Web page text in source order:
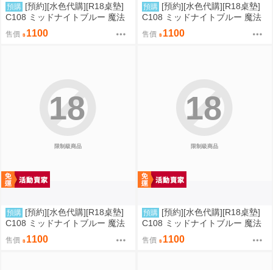
預購 [預約][水色代購][R18桌墊]
C108 ミッドナイトブルー 魔法
少女 伊莉雅&克洛伊&美遊 翹臀
售價 1100
預購 [預約][水色代購][R18桌墊]
C108 ミッドナイトブルー 魔法
少女 伊莉雅&克洛伊&美遊 背後
位
售價 1100
限制級商品
18
預購 [預約][水色代購][R18桌墊]
C108 ミッドナイトブルー 魔法
少女 伊莉雅&克洛伊&美遊 服從
售價 1100
限制級商品
18
預購 [預約][水色代購][R18桌墊]
C108 ミッドナイトブルー 魔法
少女 伊莉雅&克洛伊 M字腿
售價 1100